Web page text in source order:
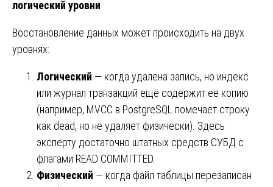
логический уровни
Восстановление данных может происходить на двух
уровнях:
Логический — когда удалена запись, но индекс
или журнал транзакций ещё содержит её копию
(например, MVCC в PostgreSQL помечает строку
как dead, но не удаляет физически). Здесь
эксперту достаточно штатных средств СУБД с
флагами READ COMMITTED.
Физический — когда файл таблицы перезаписан